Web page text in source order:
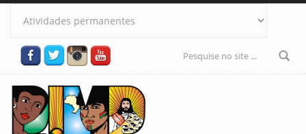
Pular para o conteúdo principal
Formulário